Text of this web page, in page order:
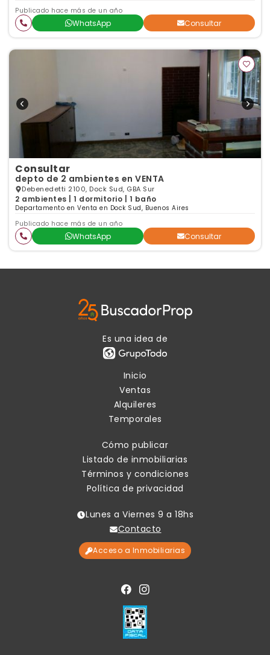
Publicado hace más de un año
WhatsApp Consultar
Consultar
depto de 2 ambientes en VENTA
Debenedetti 2100, Dock Sud, GBA Sur
2 ambientes | 1 dormitorio | 1 baño
Departamento en Venta en Dock Sud, Buenos Aires
Publicado hace más de un año
WhatsApp Consultar
Es una idea de
Inicio
Ventas
Alquileres
Temporales
Cómo publicar
Listado de inmobiliarias
Términos y condiciones
Política de privacidad
Lunes a Viernes 9 a 18hs
Contacto
Acceso a Inmobiliarias